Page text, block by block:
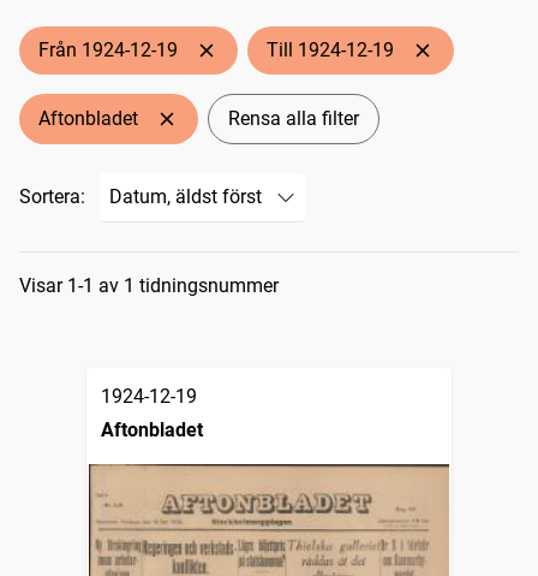
Från 1924-12-19 Till 1924-12-19
Aftonbladet Rensa alla filter
Sortera:
Sökresultat
Visar 1-1 av 1 tidningsnummer
1924-12-19
Aftonbladet